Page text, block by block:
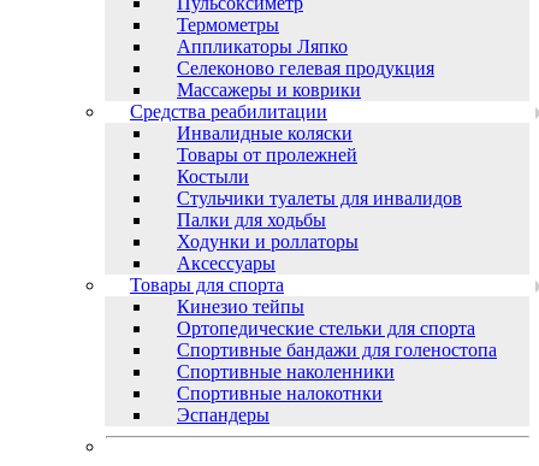
Термометры
Аппликаторы Ляпко
Селеконово гелевая продукция
Массажеры и коврики
Средства реабилитации
Инвалидные коляски
Товары от пролежней
Костыли
Стульчики туалеты для инвалидов
Палки для ходьбы
Ходунки и роллаторы
Аксессуары
Товары для спорта
Кинезио тейпы
Ортопедические стельки для спорта
Спортивные бандажи для голеностопа
Спортивные наколенники
Спортивные налокотнки
Эспандеры